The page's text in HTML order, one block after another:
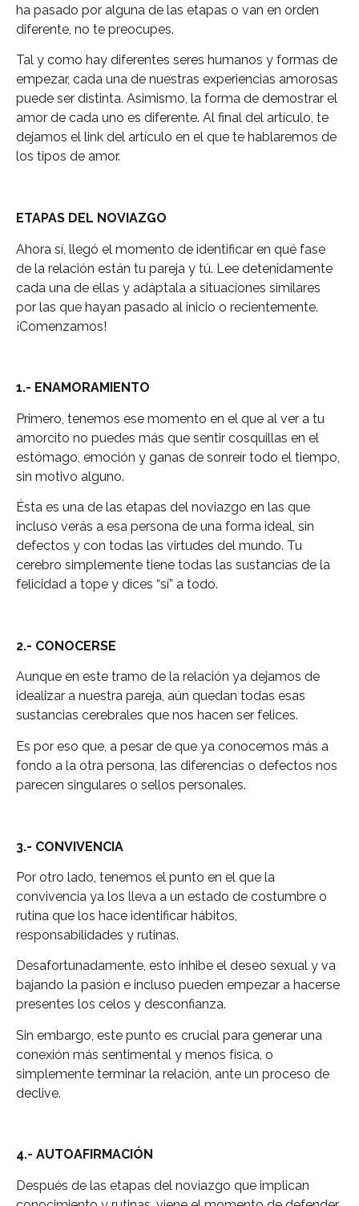
ha pasado por alguna de las etapas o van en orden
diferente, no te preocupes.
Tal y como hay diferentes seres humanos y formas de
empezar, cada una de nuestras experiencias amorosas
puede ser distinta. Asimismo, la forma de demostrar el
amor de cada uno es diferente. Al final del artículo, te
dejamos el link del artículo en el que te hablaremos de
los tipos de amor.
ETAPAS DEL NOVIAZGO
Ahora sí, llegó el momento de identificar en qué fase
de la relación están tu pareja y tú. Lee detenidamente
cada una de ellas y adáptala a situaciones similares
por las que hayan pasado al inicio o recientemente.
¡Comenzamos!
1.- ENAMORAMIENTO
Primero, tenemos ese momento en el que al ver a tu
amorcito no puedes más que sentir cosquillas en el
estómago, emoción y ganas de sonreír todo el tiempo,
sin motivo alguno.
Ésta es una de las etapas del noviazgo en las que
incluso verás a esa persona de una forma ideal, sin
defectos y con todas las virtudes del mundo. Tu
cerebro simplemente tiene todas las sustancias de la
felicidad a tope y dices “sí” a todo.
2.- CONOCERSE
Aunque en este tramo de la relación ya dejamos de
idealizar a nuestra pareja, aún quedan todas esas
sustancias cerebrales que nos hacen ser felices.
Es por eso que, a pesar de que ya conocemos más a
fondo a la otra persona, las diferencias o defectos nos
parecen singulares o sellos personales.
3.- CONVIVENCIA
Por otro lado, tenemos el punto en el que la
convivencia ya los lleva a un estado de costumbre o
rutina que los hace identificar hábitos,
responsabilidades y rutinas.
Desafortunadamente, esto inhibe el deseo sexual y va
bajando la pasión e incluso pueden empezar a hacerse
presentes los celos y desconfianza.
Sin embargo, este punto es crucial para generar una
conexión más sentimental y menos física, o
simplemente terminar la relación, ante un proceso de
declive.
4.- AUTOAFIRMACIÓN
Después de las etapas del noviazgo que implican